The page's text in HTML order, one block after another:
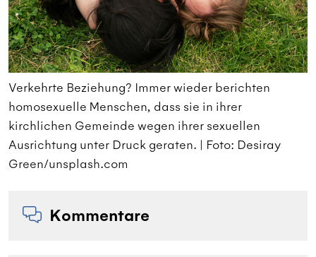
Verkehrte Beziehung? Immer wieder berichten
homosexuelle Menschen, dass sie in ihrer
kirchlichen Gemeinde wegen ihrer sexuellen
Ausrichtung unter Druck geraten. | Foto: Desiray
Green/unsplash.com
Kommentare